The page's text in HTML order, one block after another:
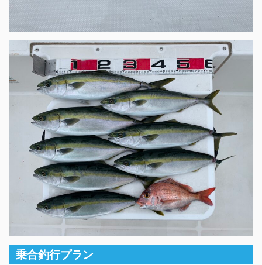
乗合釣行プラン